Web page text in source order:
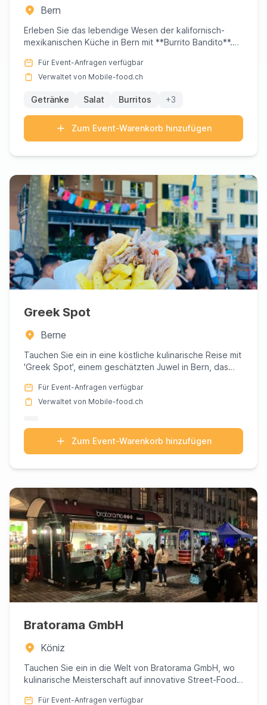
Bern
Erleben Sie das lebendige Wesen der kalifornisch-
mexikanischen Küche in Bern mit **Burrito Bandito**.
Für Event-Anfragen verfügbar
Verwaltet von Mobile-food.ch
Getränke Salat Burritos +3
Zum Event-Warenkorb hinzufügen
Greek Spot
Berne
Tauchen Sie ein in eine köstliche kulinarische Reise mit
'Greek Spot', einem geschätzten Juwel in Bern, das
Für Event-Anfragen verfügbar
Verwaltet von Mobile-food.ch
Zum Event-Warenkorb hinzufügen
Bratorama GmbH
Köniz
Tauchen Sie ein in die Welt von Bratorama GmbH, wo
kulinarische Meisterschaft auf innovative Street-Food-
Für Event-Anfragen verfügbar